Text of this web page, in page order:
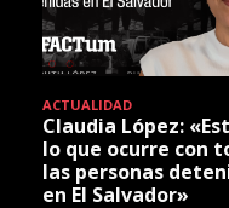
ACTUALIDAD
Claudia López:
lo que ocurre con
las personas
en El Salvador»